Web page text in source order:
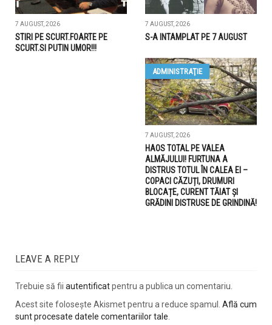
7 AUGUST, 2026
STIRI PE SCURT.FOARTE PE
SCURT.SI PUTIN UMOR!!!
7 AUGUST, 2026
S-A INTAMPLAT PE 7 AUGUST
ADMINISTRAŢIE
7 AUGUST, 2026
HAOS TOTAL PE VALEA
ALMĂJULUI! FURTUNA A
DISTRUS TOTUL ÎN CALEA EI –
COPACI CĂZUȚI, DRUMURI
BLOCAȚE, CURENT TĂIAT ȘI
GRĂDINI DISTRUSE DE GRINDINĂ!
LEAVE A REPLY
Trebuie să fii autentificatpentru a publica un comentariu.
Acest site folosește Akismet pentru a reduce spamul. Află cum
sunt procesate datele comentariilor tale